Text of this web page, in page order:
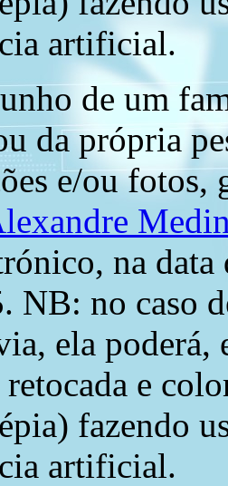
artificial.
de um
da própria
e/ou fotos,
na
NB: no caso
ela poderá,
retocada e
fazendo
artificial.